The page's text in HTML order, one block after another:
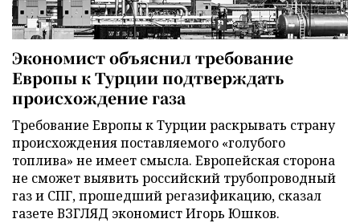
Экономист объяснил требование
Европы к Турции подтверждать
происхождение газа
Требование Европы к Турции раскрывать страну
происхождения поставляемого «голубого
топлива» не имеет смысла. Европейская сторона
не сможет выявить российский трубопроводный
газ и СПГ, прошедший регазификацию, сказал
газете ВЗГЛЯД экономист Игорь Юшков.